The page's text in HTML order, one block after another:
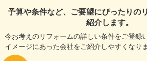
予算や条件など、ご要望にぴったりの
紹介します。
今お考えのリフォームの詳しい条件をご登録
イメージにあった会社をご紹介しやすくなりま